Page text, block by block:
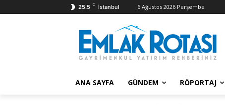
25.5 C İstanbul 6 Ağustos 2026 Perşembe
ANA SAYFA GÜNDEM RÖPORTAJ